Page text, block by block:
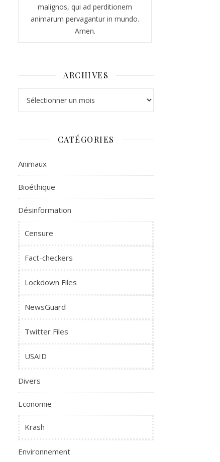
malignos, qui ad perditionem
animarum pervagantur in mundo.
Amen.
ARCHIVES
CATÉGORIES
Animaux
Bioéthique
Désinformation
Censure
Fact-checkers
Lockdown Files
NewsGuard
Twitter Files
USAID
Divers
Economie
Krash
Environnement